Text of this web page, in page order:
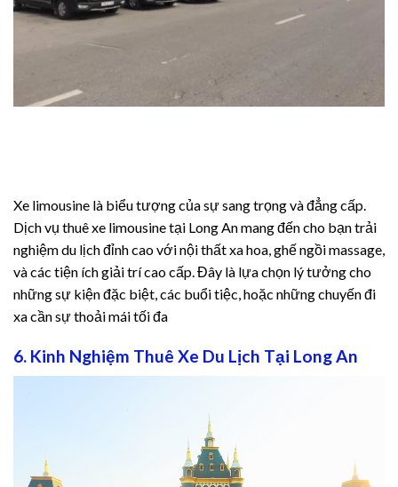
Xe limousine là biểu tượng của sự sang trọng và đẳng cấp.
Dịch vụ thuê xe limousine tại Long An mang đến cho bạn trải
nghiệm du lịch đỉnh cao với nội thất xa hoa, ghế ngồi massage,
và các tiện ích giải trí cao cấp. Đây là lựa chọn lý tưởng cho
những sự kiện đặc biệt, các buổi tiệc, hoặc những chuyến đi
xa cần sự thoải mái tối đa
6. Kinh Nghiệm Thuê Xe Du Lịch Tại Long An